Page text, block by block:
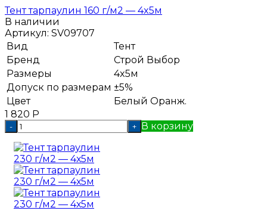
Тент тарпаулин 160 г/м2 — 4x5м
В наличии
Артикул: SV09707
Вид
Тент
Бренд
Строй Выбор
Размеры
4x5м
Допуск по размерам ±5%
Цвет
Белый Оранж.
1 820 Р
- + В корзину